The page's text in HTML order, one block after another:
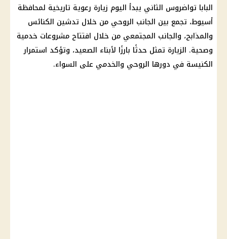
البابا تواضروس الثاني يبدأ اليوم زيارة رعوية تاريخية لمحافظة
أسيوط، تجمع بين الجانب الروحي من خلال تدشين الكنائس
والمذابح، والجانب المجتمعي من خلال افتتاح مشروعات خدمية
وصحية. الزيارة تمثل حدثًا بارزًا لأبناء الصعيد، وتؤكد استمرار
الكنيسة في دورها الروحي والخدمي على السواء.